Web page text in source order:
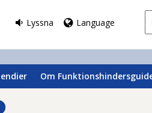
Lyssna Language
Om